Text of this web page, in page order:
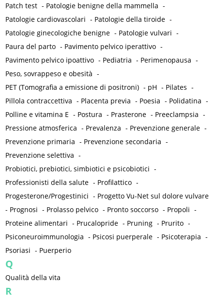
Patch test - Patologie benigne della mammella -
Patologie cardiovascolari - Patologie della tiroide -
Patologie ginecologiche benigne - Patologie vulvari -
Paura del parto - Pavimento pelvico iperattivo -
Pavimento pelvico ipoattivo - Pediatria - Perimenopausa -
Peso, sovrappeso e obesità -
PET (Tomografia a emissione di positroni) - pH - Pilates -
Pillola contraccettiva - Placenta previa - Poesia - Polidatina -
Polline e vitamina E - Postura - Prasterone - Preeclampsia -
Pressione atmosferica - Prevalenza - Prevenzione generale -
Prevenzione primaria - Prevenzione secondaria -
Prevenzione selettiva -
Probiotici, prebiotici, simbiotici e psicobiotici -
Professionisti della salute - Profilattico -
Progesterone/Progestinici - Progetto Vu-Net sul dolore vulvare
- Prognosi - Prolasso pelvico - Pronto soccorso - Propoli -
Proteine alimentari - Prucalopride - Pruning - Prurito -
Psiconeuroimmunologia - Psicosi puerperale - Psicoterapia -
Psoriasi - Puerperio
Q
Qualità della vita
R